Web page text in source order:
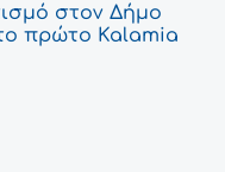
στον Δήμο
πρώτο Kalamia